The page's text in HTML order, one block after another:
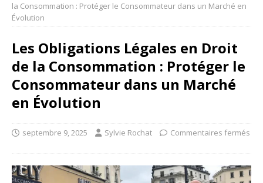
la Consommation : Protéger le Consommateur dans un Marché en
Évolution
Les Obligations Légales en Droit
de la Consommation : Protéger le
Consommateur dans un Marché
en Évolution
septembre 9, 2025 Sylvie Rochat Commentaires fermés